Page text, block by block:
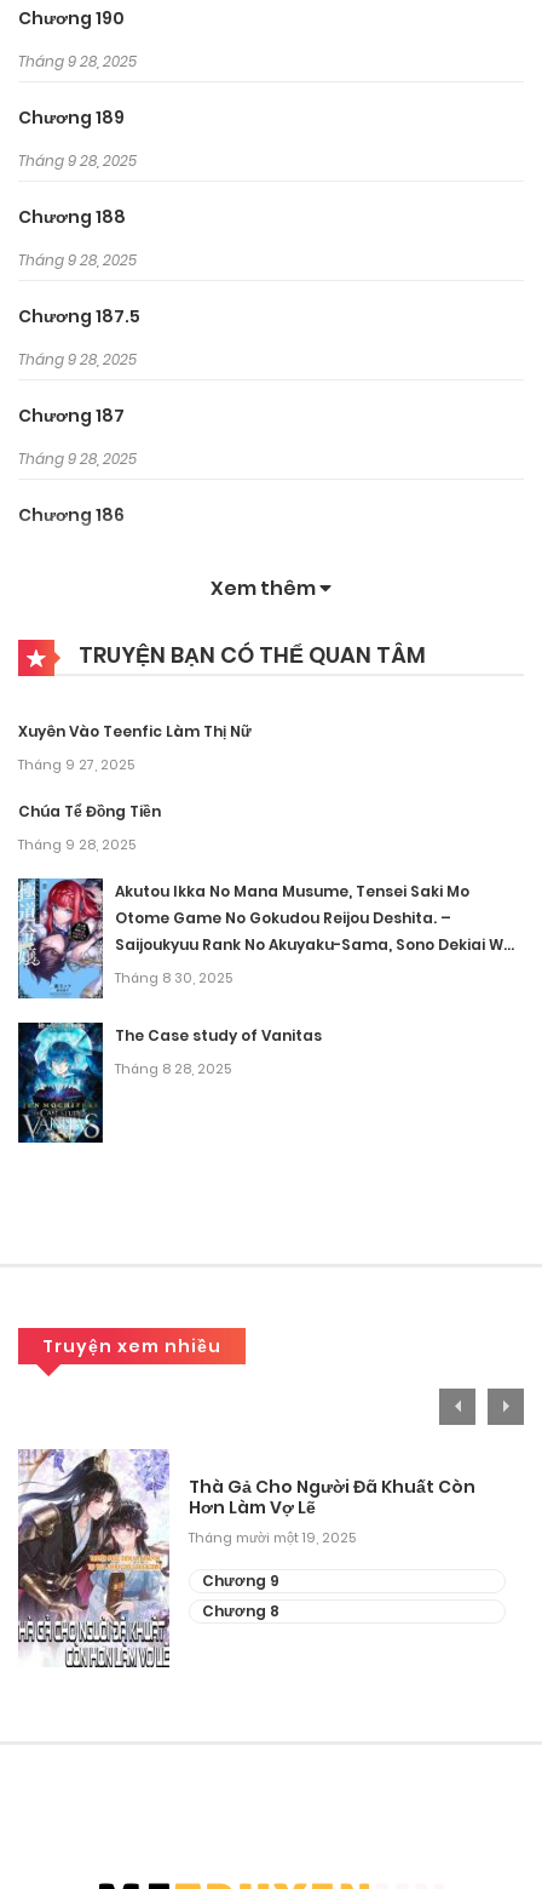
Chương 190
Tháng 9 28, 2025
Chương 189
Tháng 9 28, 2025
Chương 188
Tháng 9 28, 2025
Chương 187.5
Tháng 9 28, 2025
Chương 187
Tháng 9 28, 2025
Chương 186
Tháng 9 28, 2025
Tháng 9 28, 2025
Chương 183
Tháng 9 28, 2025
Chương 182
Tháng 9 28, 2025
Tháng 9 28, 2025
Chương 180
Tháng 9 28, 2025
Tháng 9 28, 2025
Chương 176
Tháng 9 28, 2025
Chương 175
Tháng 9 28, 2025
Xem thêm
TRUYỆN BẠN CÓ THỂ QUAN TÂM
Xuyên Vào Teenfic Làm Thị Nữ
Tháng 9 27, 2025
Chúa Tể Đồng Tiền
Tháng 9 28, 2025
Akutou Ikka No Mana Musume, Tensei Saki Mo
Otome Game No Gokudou Reijou Deshita. –
Saijoukyuu Rank No Akuyaku-Sama, Sono Dekiai Wa
Fuyou Desu!
Tháng 8 30, 2025
The Case study of Vanitas
Tháng 8 28, 2025
Truyện xem nhiều
Thà Gả Cho Người Đã Khuất Còn
Hơn Làm Vợ Lẽ
Tháng mười một 19, 2025
Chương 9
Chương 8